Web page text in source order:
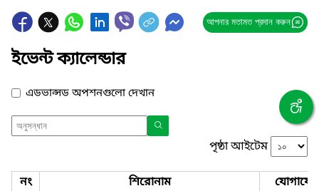
আপনার মতামত প্রদান করুন
ইভেন্ট ক্যালেন্ডার
এডভান্সড অপশনগুলো দেখান
পৃষ্ঠা আইটেম
নং শিরোনাম